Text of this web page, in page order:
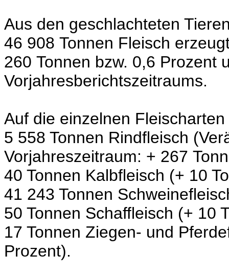
Aus den geschlachteten
46 908 Tonnen Fleisch
260 Tonnen bzw. 0,6 Prozent
Vorjahresberichtszeitraums.
Auf die einzelnen
5 558 Tonnen Rindfleisch
Vorjahreszeitraum: + 267
40 Tonnen Kalbfleisch (+ 10
41 243 Tonnen
50 Tonnen Schaffleisch (+ 10
17 Tonnen Ziegen- und
Prozent).